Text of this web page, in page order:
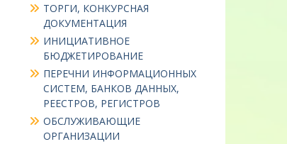
ТОРГИ, КОНКУРСНАЯ
ДОКУМЕНТАЦИЯ
ИНИЦИАТИВНОЕ
БЮДЖЕТИРОВАНИЕ
ПЕРЕЧНИ ИНФОРМАЦИОННЫХ
СИСТЕМ, БАНКОВ ДАННЫХ,
РЕЕСТРОВ, РЕГИСТРОВ
ОБСЛУЖИВАЮЩИЕ
ОРГАНИЗАЦИИ